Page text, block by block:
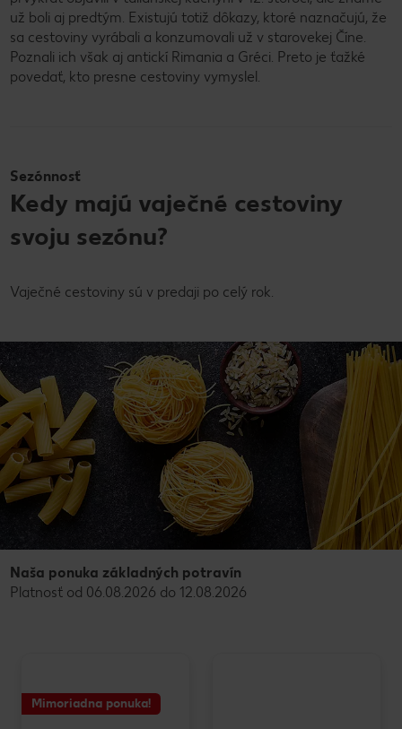
už boli aj predtým. Existujú totiž dôkazy, ktoré naznačujú, že
sa cestoviny vyrábali a konzumovali už v starovekej Číne.
Poznali ich však aj antickí Rimania a Gréci. Preto je ťažké
povedať, kto presne cestoviny vymyslel.
Sezónnosť
Kedy majú vaječné cestoviny
svoju sezónu?
Vaječné cestoviny sú v predaji po celý rok.
Naša ponuka základných potravín
Platnosť od 06.08.2026 do 12.08.2026
Mimoriadna ponuka!